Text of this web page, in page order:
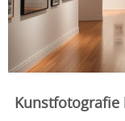
Kunstfotografie